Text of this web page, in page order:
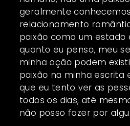
geralmente
relacionamento
paixão como um estado
quanto eu penso, meu
minha ação podem
paixão na minha escrita
que eu tento ver as
todos os dias, até
não posso fazer por